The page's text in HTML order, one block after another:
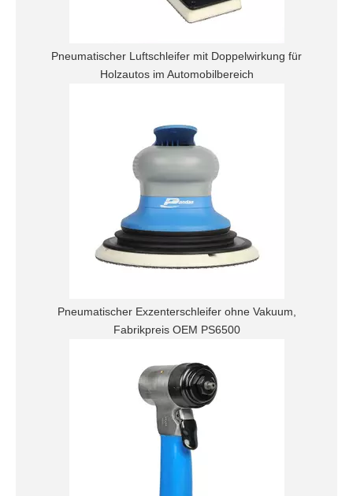
Pneumatischer Luftschleifer mit Doppelwirkung für
Holzautos im Automobilbereich
Pneumatischer Exzenterschleifer ohne Vakuum,
Fabrikpreis OEM PS6500